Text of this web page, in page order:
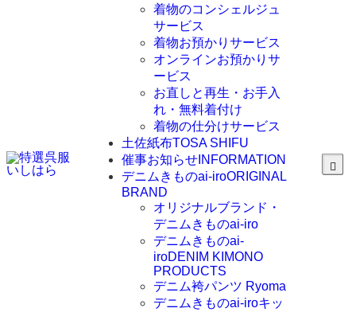
着物のコンシェルジュ
サービス
着物お預かりサービス
オンラインお預かりサ
ービス
お直しと再生・お手入
れ・無料着付け
着物の仕分けサービス
土佐紙布TOSA SHIFU
催事お知らせINFORMATION
デニムきものai-iroORIGINAL
BRAND
オリジナルブランド・
デニムきものai-iro
デニムきものai-
iroDENIM KIMONO
PRODUCTS
デニム袴パンツ Ryoma
デニムきものai-iroキッ